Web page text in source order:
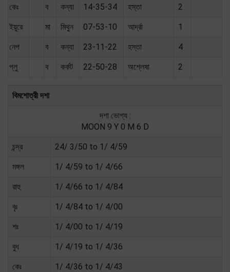
কেঃ ব কন্যা 14-35-34 হস্তা 2
ইয়ুরে মা মিথুন 07-53-10 আর্দ্রা 1
নেপ ব কন্যা 23-11-22 হস্তা 4
প্লু ব কর্কট 22-50-28 অশ্লেষা 2
বিমশোত্রী দশা
দশা ভোগ্য :
MOON 9 Y 0 M 6 D
চন্দ্র 24/ 3/50 to 1/ 4/59
মঙ্গল 1/ 4/59 to 1/ 4/66
রাহু 1/ 4/66 to 1/ 4/84
বৃঃ 1/ 4/84 to 1/ 4/00
শঃ 1/ 4/00 to 1/ 4/19
বুধ 1/ 4/19 to 1/ 4/36
কেঃ 1/ 4/36 to 1/ 4/43